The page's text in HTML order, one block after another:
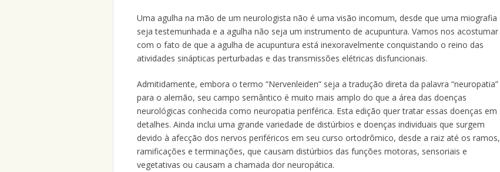
Uma agulha na mão de um neurologista não é uma visão incomum, desde que uma miografia
seja testemunhada e a agulha não seja um instrumento de acupuntura. Vamos nos acostumar
com o fato de que a agulha de acupuntura está inexoravelmente conquistando o reino das
atividades sinápticas perturbadas e das transmissões elétricas disfuncionais.
Admitidamente, embora o termo “Nervenleiden” seja a tradução direta da palavra “neuropatia”
para o alemão, seu campo semântico é muito mais amplo do que a área das doenças
neurológicas conhecida como neuropatia periférica. Esta edição quer tratar essas doenças em
detalhes. Ainda inclui uma grande variedade de distúrbios e doenças individuais que surgem
devido à afecção dos nervos periféricos em seu curso ortodrômico, desde a raiz até os ramos,
ramificações e terminações, que causam distúrbios das funções motoras, sensoriais e
vegetativas ou causam a chamada dor neuropática.